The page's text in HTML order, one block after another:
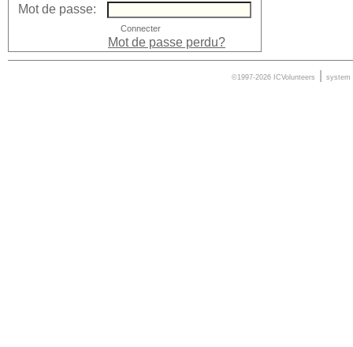
Mot de passe:
Mot de passe perdu?
©1997-2026 ICVolunteers system